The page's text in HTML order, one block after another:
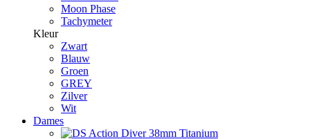
Moon Phase
Tachymeter
Kleur
Zwart
Blauw
Groen
GREY
Zilver
Wit
Dames